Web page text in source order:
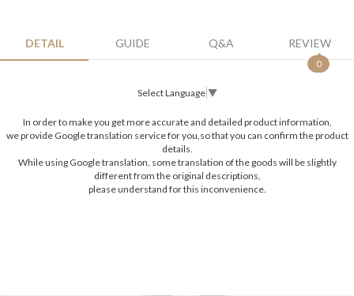
DETAIL GUIDE Q&A REVIEW
0
Select Language ▼
In order to make you get more accurate and detailed product information,
we provide Google translation service for you,so that you can confirm the product
details.
While using Google translation, some translation of the goods will be slightly
different from the original descriptions,
please understand for this inconvenience.